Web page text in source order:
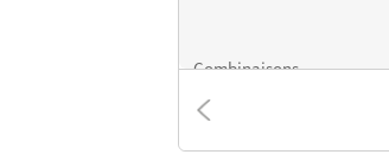
Combinaisons